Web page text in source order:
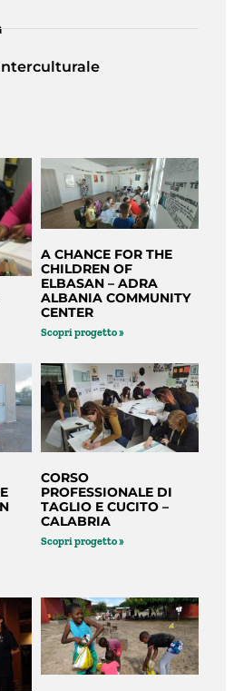
A CHANCE FOR THE
CHILDREN OF
ELBASAN – ADRA
ALBANIA COMMUNITY
CENTER
Scopri progetto »
CORSO
PROFESSIONALE DI
TAGLIO E CUCITO –
CALABRIA
Scopri progetto »